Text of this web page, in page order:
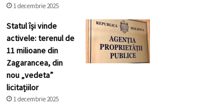
1 decembrie 2025
Statul își vinde
activele: terenul de
11 milioane din
Zagarancea, din
nou „vedeta”
licitațiilor
1 decembrie 2025